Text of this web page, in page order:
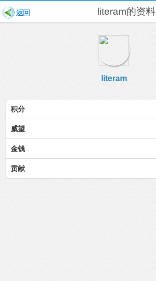
literam的资料
literam
积分
威望
金钱
贡献